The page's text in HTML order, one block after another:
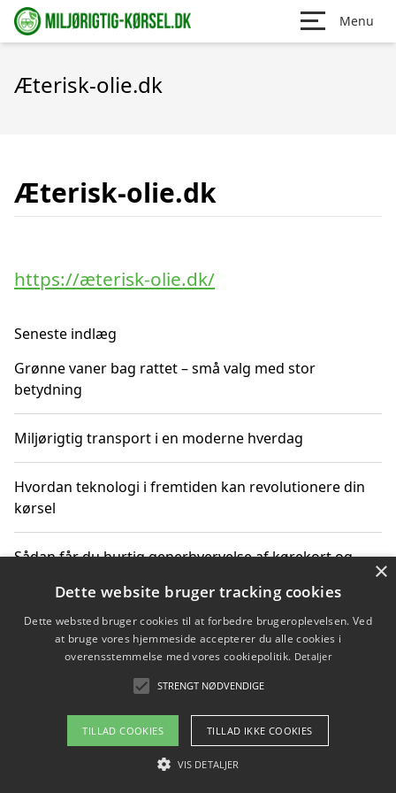
Menu
Æterisk-olie.dk
Æterisk-olie.dk
https://æterisk-olie.dk/
Seneste indlæg
Grønne vaner bag rattet – små valg med stor
betydning
Miljørigtig transport i en moderne hverdag
Hvordan teknologi i fremtiden kan revolutionere din
kørsel
Sådan får du hurtig generhvervelse af kørekort og
Sådan lærer du miljørigtig kørsel hos en køreskole i
Gentofte
Copyright 2026 - Pilanto Aps
Om / kontakt
×
Dette website bruger tracking cookies
Dette websted bruger cookies til at forbedre brugeroplevelsen. Ved
at bruge vores hjemmeside accepterer du alle cookies i
overensstemmelse med vores cookiepolitik. Detaljer
STRENGT NØDVENDIGE
TILLAD COOKIES TILLAD IKKE COOKIES
VIS DETALJER